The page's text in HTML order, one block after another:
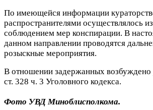
По имеющейся информации
распространителями осуществлялось
соблюдением мер конспирации. В
данном направлении проводятся
розыскные мероприятия.
В отношении задержанных возбуждено
ст. 328 ч. 3 Уголовного кодекса.
Фото УВД Миноблисполкома.